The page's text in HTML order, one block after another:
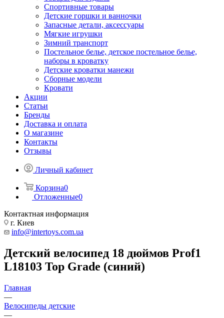
Спортивные товары
Детские горшки и ванночки
Запасные детали, аксессуары
Мягкие игрушки
Зимний транспорт
Постельное белье, детское постельное белье,
наборы в кроватку
Детские кроватки манежи
Сборные модели
Кровати
Акции
Статьи
Бренды
Доставка и оплата
О магазине
Контакты
Отзывы
Личный кабинет
Корзина0
Отложенные0
Контактная информация
г. Киев
info@intertoys.com.ua
Детский велосипед 18 дюймов Prof1
L18103 Top Grade (синий)
Главная
—
Велосипеды детские
—